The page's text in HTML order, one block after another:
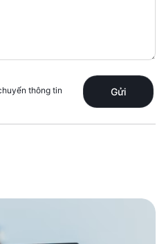
thông tin Gửi